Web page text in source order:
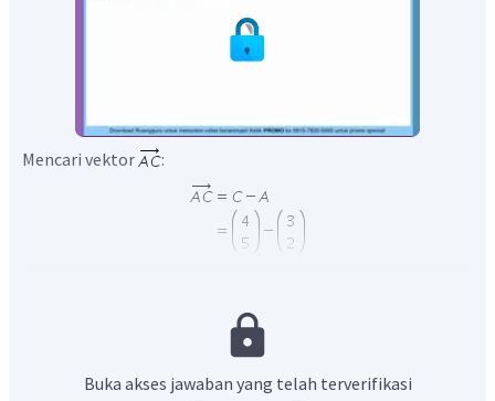
Mencari vektor :
Buka akses jawaban yang telah terverifikasi